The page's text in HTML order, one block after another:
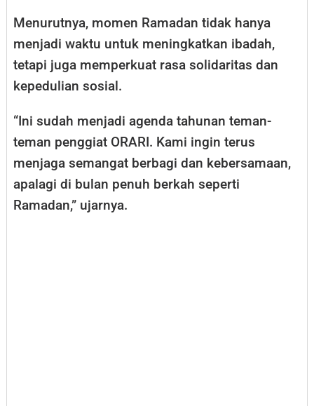
Menurutnya, momen Ramadan tidak hanya
menjadi waktu untuk meningkatkan ibadah,
tetapi juga memperkuat rasa solidaritas dan
kepedulian sosial.
“Ini sudah menjadi agenda tahunan teman-
teman penggiat ORARI. Kami ingin terus
menjaga semangat berbagi dan kebersamaan,
apalagi di bulan penuh berkah seperti
Ramadan,” ujarnya.